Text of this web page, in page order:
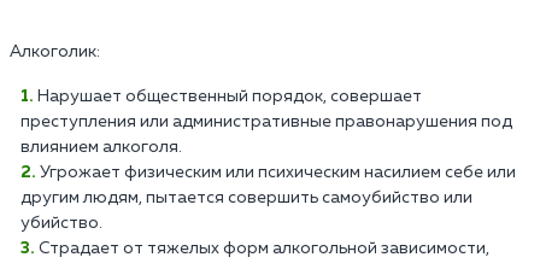
Алкоголик:
Нарушает общественный порядок, совершает
преступления или административные правонарушения под
влиянием алкоголя.
Угрожает физическим или психическим насилием себе или
другим людям, пытается совершить самоубийство или
убийство.
Страдает от тяжелых форм алкогольной зависимости,